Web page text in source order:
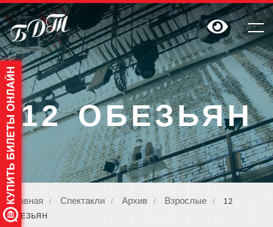
12 ОБЕЗЬЯН
Главная / Спектакли / Архив / Взрослые /
12
ОБЕЗЬЯН